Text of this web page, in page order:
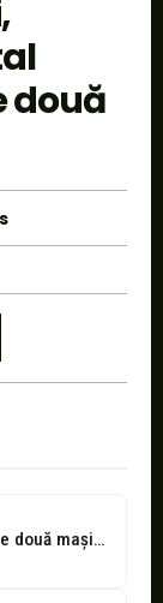
două
EXCLUSIV: 7 adulți și 2 răniți după ce două mașini s-au ciocnit...